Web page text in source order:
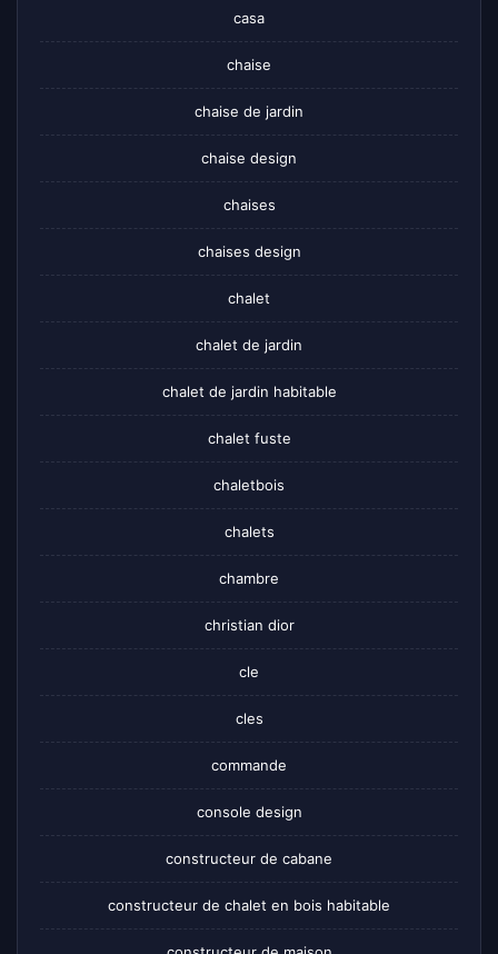
casa
chaise
chaise de jardin
chaise design
chaises
chaises design
chalet
chalet de jardin
chalet de jardin habitable
chalet fuste
chaletbois
chalets
chambre
christian dior
cle
cles
commande
console design
constructeur de cabane
constructeur de chalet en bois habitable